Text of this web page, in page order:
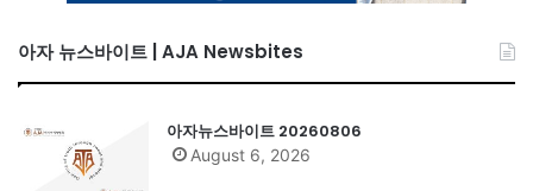
아자 뉴스바이트 | AJA Newsbites
아자뉴스바이트 20260806
August 6, 2026